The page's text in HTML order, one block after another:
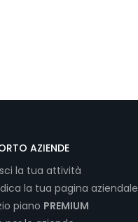
AZIENDE
la tua attività
la tua pagina aziendale
piano PREMIUM